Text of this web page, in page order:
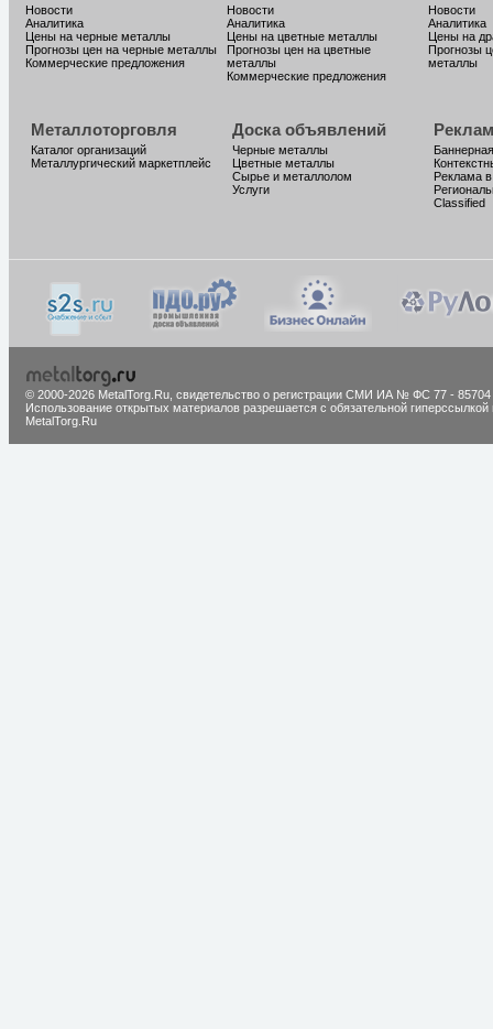
Новости
Аналитика
Цены на черные металлы
Прогнозы цен на черные металлы
Коммерческие предложения
Новости
Аналитика
Цены на цветные металлы
Прогнозы цен на цветные
металлы
Коммерческие предложения
Новости
Аналитика
Цены на
Прогнозы
металлы
Металлоторговля
Каталог организаций
Металлургический маркетплейс
Доска объявлений
Черные металлы
Цветные металлы
Сырье и металлолом
Услуги
Реклама
Classified
© 2000-2026 MetalTorg.Ru, cвидетельство о регистрации СМИ ИА № ФС 77 - 85704
Использование открытых материалов разрешается с обязательной гиперссылкой
MetalTorg.Ru